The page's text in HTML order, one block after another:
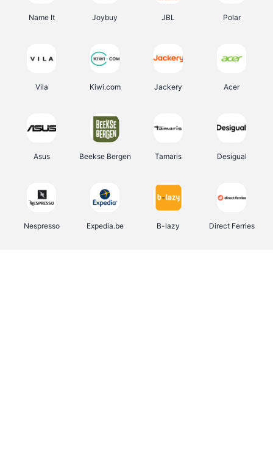
Name It Joybuy JBL Polar
Vila Kiwi.com Jackery Acer
Asus Beekse Bergen Tamaris Desigual
Nespresso Expedia.be B-lazy Direct Ferries